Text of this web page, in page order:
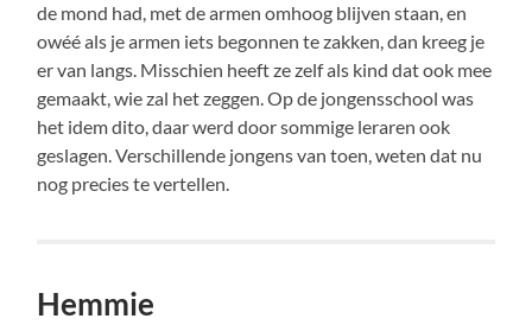
de mond had, met de armen omhoog blijven staan, en
owéé als je armen iets begonnen te zakken, dan kreeg je
er van langs. Misschien heeft ze zelf als kind dat ook mee
gemaakt, wie zal het zeggen. Op de jongensschool was
het idem dito, daar werd door sommige leraren ook
geslagen. Verschillende jongens van toen, weten dat nu
nog precies te vertellen.
Hemmie